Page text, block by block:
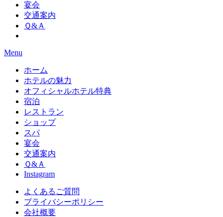
宴会
交通案内
Ｑ&Ａ
Menu
ホーム
ホテルの魅力
オフィシャルホテル特典
宿泊
レストラン
ショップ
スパ
宴会
交通案内
Ｑ&Ａ
Instagram
よくあるご質問
プライバシーポリシー
会社概要